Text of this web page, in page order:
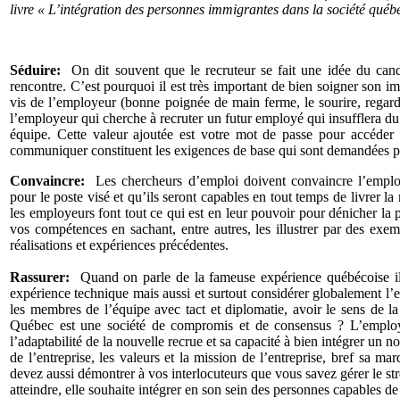
livre « L’intégration des personnes immigrantes dans la société
Séduire:On dit souvent que le recruteur se fait une idée du
rencontre. C’est pourquoi il est très important de bien soigner son
vis de l’employeur (bonne poignée de main ferme, le sourire,
l’employeur qui cherche à recruter un futur employé qui insufflera
équipe. Cette valeur ajoutée est votre mot de passe pour
communiquer constituent les exigences de base qui sont
Convaincre:Les chercheurs d’emploi doivent convaincre
pour le poste visé et qu’ils seront capables en tout temps de livrer
les employeurs font tout ce qui est en leur pouvoir pour dénicher la
vos compétences en sachant, entre autres, les illustrer par des
réalisations et expériences précédentes.
Rassurer: Quand on parle de la fameuse expérience québécoise
expérience technique mais aussi et surtout considérer globalement
les membres de l’équipe avec tact et diplomatie, avoir le sens de
Québec est une société de compromis et de consensus ?
l’adaptabilité de la nouvelle recrue et sa capacité à bien intégrer un
de l’entreprise, les valeurs et la mission de l’entreprise, bref sa
devez aussi démontrer à vos interlocuteurs que vous savez gérer le
atteindre, elle souhaite intégrer en son sein des personnes capables